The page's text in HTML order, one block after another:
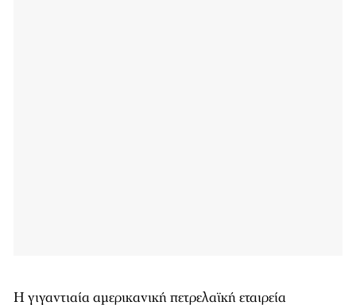
Η γιγαντιαία αμερικανική πετρελαϊκή εταιρεία